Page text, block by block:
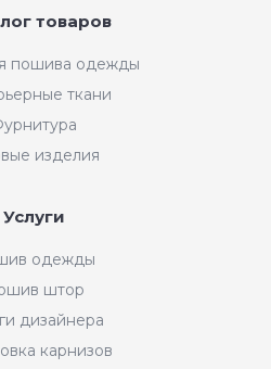
товаров
пошива одежды
ткани
изделия
Услуги
одежды
штор
дизайнера
карнизов